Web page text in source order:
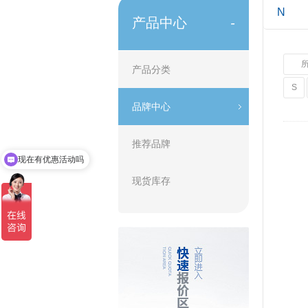
产品中心 -
产品分类
品牌中心
推荐品牌
现货库存
N
S
现在有优惠活动吗